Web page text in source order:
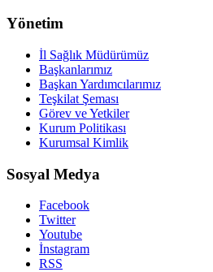
Yönetim
İl Sağlık Müdürümüz
Başkanlarımız
Başkan Yardımcılarımız
Teşkilat Şeması
Görev ve Yetkiler
Kurum Politikası
Kurumsal Kimlik
Sosyal Medya
Facebook
Twitter
Youtube
İnstagram
RSS